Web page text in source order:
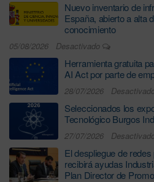
Nuevo inventario de
España, abierto a alta
conocimiento
05/08/2026 Desactivado
Herramienta gratuita
AI Act por parte de
28/07/2026
Seleccionados los
Tecnológico Burgos
27/07/2026
El despliegue de
recibirá ayudas
Plan Director de